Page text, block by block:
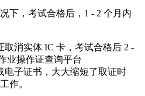
下，考试合格后，1 - 2 个月内
取消实体 IC 卡，考试合格后 2 -
业操作证查询平台
电子证书，大大缩短了取证时
作。